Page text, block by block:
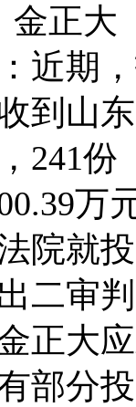
金正大
近期
到山
241
万
院就
二审
正大
部分